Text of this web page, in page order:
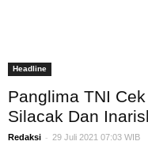
Headline
Panglima TNI
Silacak Dan
Redaksi - 29 Juli 2021 07:03 WIB